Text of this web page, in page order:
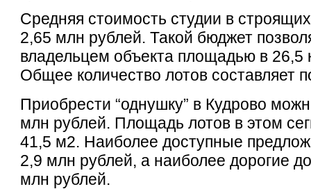
Средняя стоимость студии в
2,65 млн рублей. Такой бюджет
владельцем объекта площадью в 26,5
Общее количество лотов составляет
Приобрести “однушку” в Кудрово
млн рублей. Площадь лотов в этом
41,5 м2. Наиболее доступные
2,9 млн рублей, а наиболее дорогие
млн рублей.